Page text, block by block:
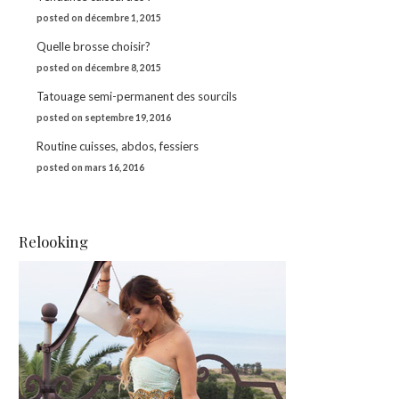
posted on décembre 1, 2015
Quelle brosse choisir?
posted on décembre 8, 2015
Tatouage semi-permanent des sourcils
posted on septembre 19, 2016
Routine cuisses, abdos, fessiers
posted on mars 16, 2016
Relooking